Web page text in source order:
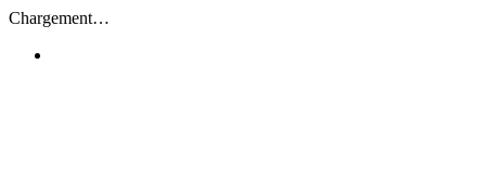
Passer
contenu
Chargement…